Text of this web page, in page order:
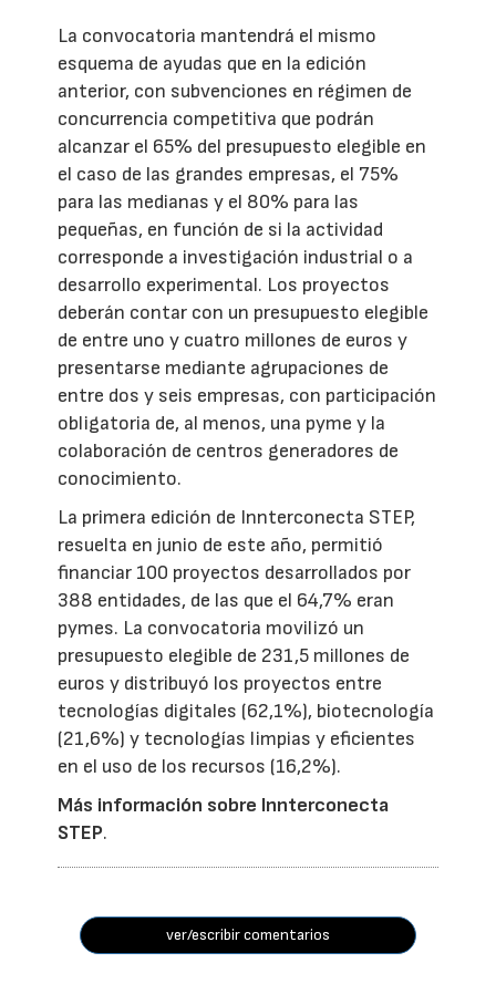
La convocatoria mantendrá el mismo
esquema de ayudas que en la edición
anterior, con subvenciones en régimen de
concurrencia competitiva que podrán
alcanzar el 65% del presupuesto elegible en
el caso de las grandes empresas, el 75%
para las medianas y el 80% para las
pequeñas, en función de si la actividad
corresponde a investigación industrial o a
desarrollo experimental. Los proyectos
deberán contar con un presupuesto elegible
de entre uno y cuatro millones de euros y
presentarse mediante agrupaciones de
entre dos y seis empresas, con participación
obligatoria de, al menos, una pyme y la
colaboración de centros generadores de
conocimiento.
La primera edición de Innterconecta STEP,
resuelta en junio de este año, permitió
financiar 100 proyectos desarrollados por
388 entidades, de las que el 64,7% eran
pymes. La convocatoria movilizó un
presupuesto elegible de 231,5 millones de
euros y distribuyó los proyectos entre
tecnologías digitales (62,1%), biotecnología
(21,6%) y tecnologías limpias y eficientes
en el uso de los recursos (16,2%).
Más información sobre Innterconecta
STEP.
ver/escribir comentarios